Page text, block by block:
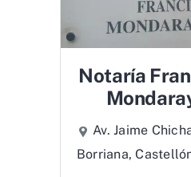
Notaría
Av. Jaime
Borriana,